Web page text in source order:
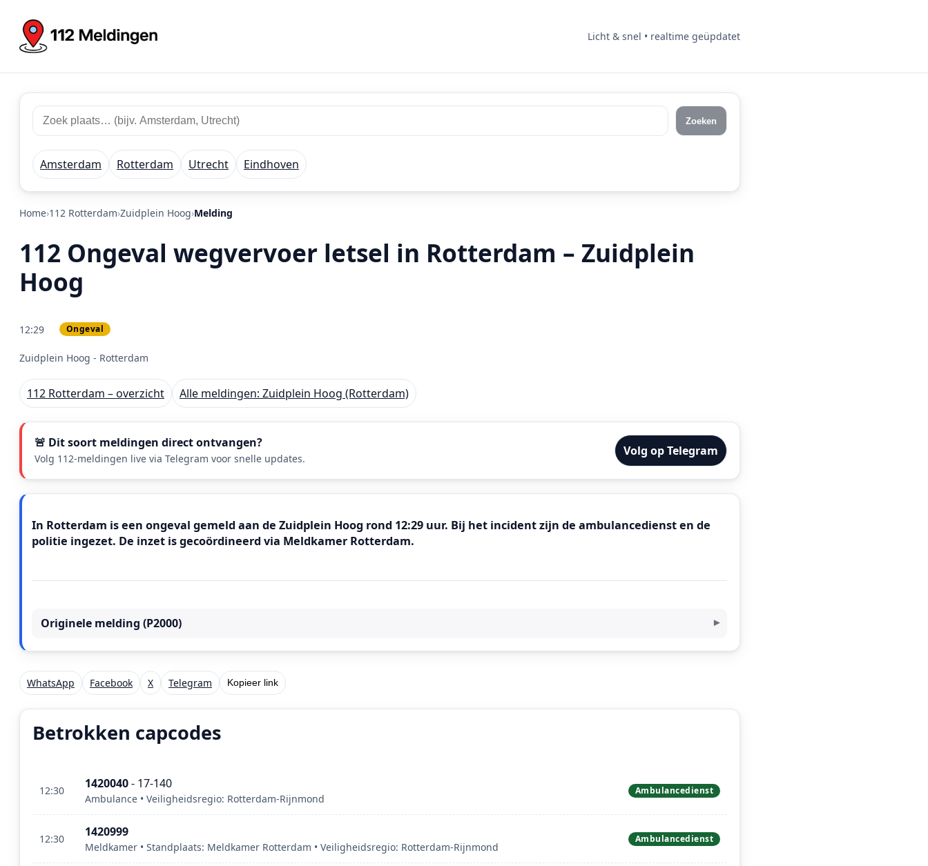
Licht & snel • realtime geüpdatet
Zoek 112 meldingen
Zoek plaats of regio Zoeken
Amsterdam Rotterdam Utrecht Eindhoven
Home 112 Rotterdam Zuidplein Hoog Melding
112 Ongeval wegvervoer letsel in Rotterdam – Zuidplein
Hoog
12:29 Ongeval
Zuidplein Hoog - Rotterdam
112 Rotterdam – overzicht Alle meldingen: Zuidplein Hoog (Rotterdam)
🚨 Dit soort meldingen direct ontvangen?
Volg 112-meldingen live via Telegram voor snelle updates.
Volg op Telegram
Meldingstekst
In Rotterdam is een ongeval gemeld aan de Zuidplein Hoog rond 12:29 uur. Bij het incident zijn de ambulancedienst en de
politie ingezet. De inzet is gecoördineerd via Meldkamer Rotterdam.
Originele melding (P2000)
WhatsApp Facebook X Telegram Kopieer link
Betrokken capcodes
12:30 1420040- 17-140
Ambulance • Veiligheidsregio: Rotterdam-Rijnmond
Ambulancedienst
12:30 1420999
Meldkamer • Standplaats: Meldkamer Rotterdam • Veiligheidsregio: Rotterdam-Rijnmond
Ambulancedienst